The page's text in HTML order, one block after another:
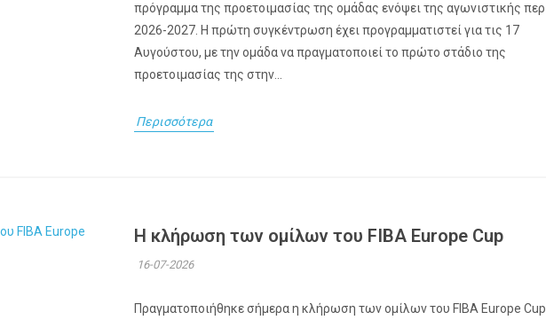
πρόγραμμα της προετοιμασίας της ομάδας ενόψει της αγωνιστικής
2026-2027. Η πρώτη συγκέντρωση έχει προγραμματιστεί για τις 17
Αυγούστου, με την ομάδα να πραγματοποιεί το πρώτο στάδιο της
προετοιμασίας της στην...
Περισσότερα
Η κλήρωση των ομίλων του FIBA Europe Cup
16-07-2026
Πραγματοποιήθηκε σήμερα η κλήρωση των ομίλων του FIBA Europe Cup